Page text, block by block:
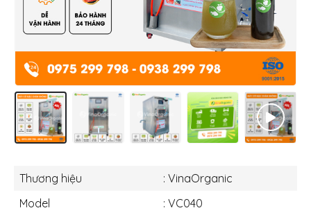
Thương hiệu
: VinaOrganic
Model
: VC040